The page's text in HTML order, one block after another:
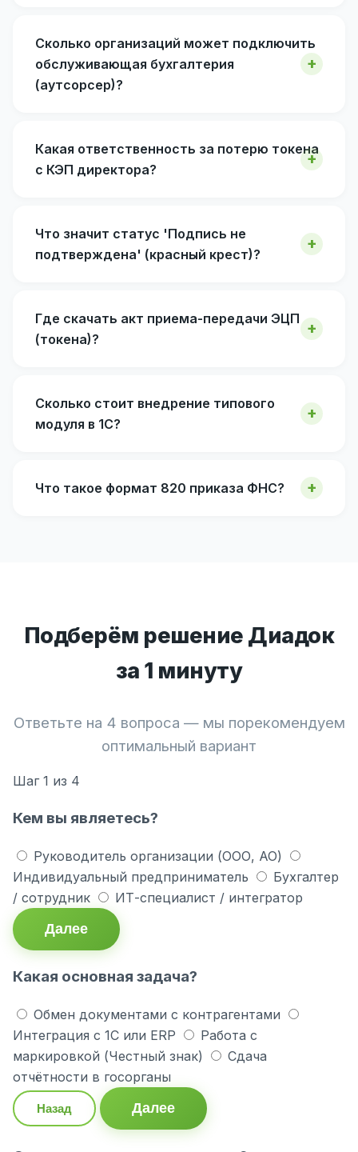
Сколько организаций может подключить
обслуживающая бухгалтерия
(аутсорсер)?
Какая ответственность за потерю токена
с КЭП директора?
Что значит статус 'Подпись не
подтверждена' (красный крест)?
Где скачать акт приема-передачи ЭЦП
(токена)?
Сколько стоит внедрение типового
модуля в 1С?
Что такое формат 820 приказа ФНС?
Подберём решение Диадок
за 1 минуту
Ответьте на 4 вопроса — мы порекомендуем
оптимальный вариант
Шаг 1 из 4
Кем вы являетесь?
Руководитель организации (ООО, АО)
Индивидуальный предприниматель
Бухгалтер
/ сотрудник
ИТ-специалист / интегратор
Далее
Какая основная задача?
Обмен документами с контрагентами
Интеграция с 1С или ERP
Работа с
маркировкой (Честный знак)
Сдача
отчётности в госорганы
Назад Далее